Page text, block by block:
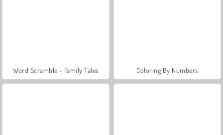
Word Scramble - Family Tales Coloring By Numbers